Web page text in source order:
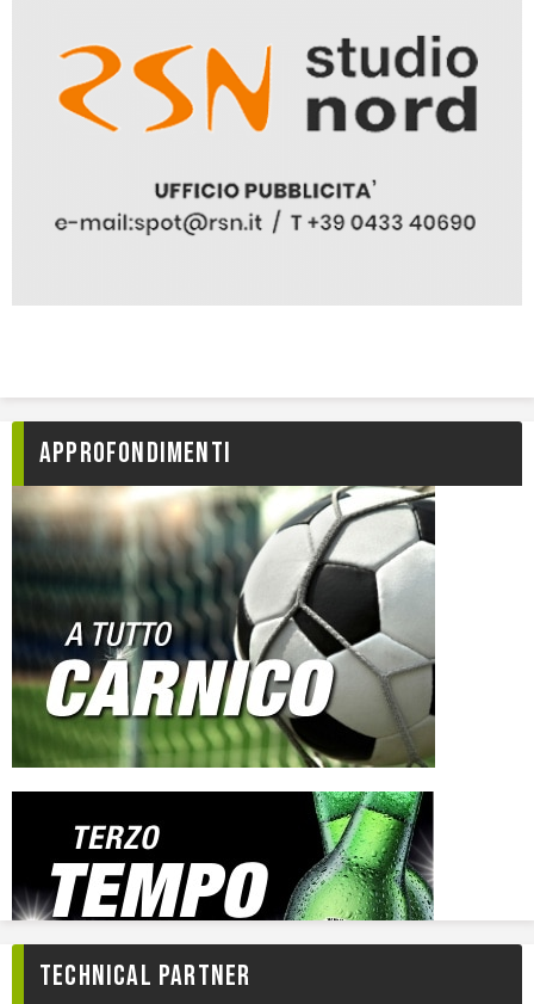
Approfondimenti
TECHNICAL PARTNER